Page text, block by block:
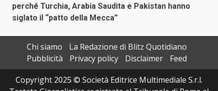
perché Turchia, Arabia Saudita e Pakistan hanno
siglato il “patto della Mecca”
Chi siamo
La Redazione di Blitz Quotidiano
Pubblicità
Privacy policy Disclaimer
Feed
Copyright 2025 © Società Editrice Multimediale S.r.l.